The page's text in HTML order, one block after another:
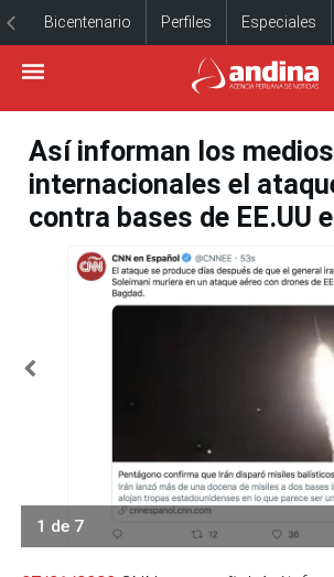
Bicentenario Perfiles Especiales
Así informan los medios
internacionales el
contra bases de EE.UU
1 de 7